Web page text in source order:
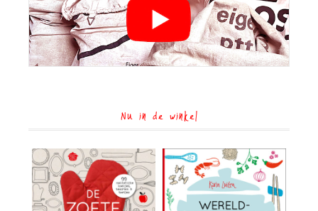
Nu in de winkel